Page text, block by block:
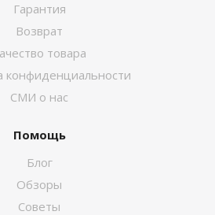
Гарантия
Возврат
товара
конфиденциальности
СМИ о нас
Помощь
Блог
Обзоры
Советы